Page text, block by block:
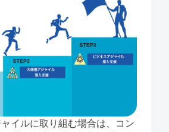
イルに取り組む場合は、コン